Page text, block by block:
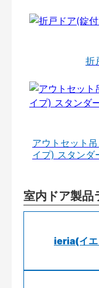
折
アウトセット
イプ) スタンダ
室内ドア製品
ieria(イエ